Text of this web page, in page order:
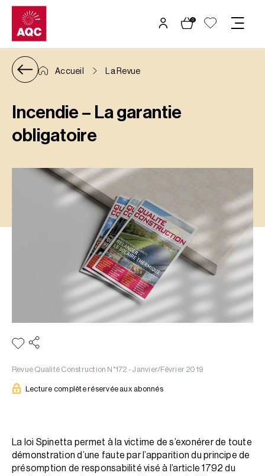
Panneau de gestion des cookies
0
Accueil La Revue
Incendie – La garantie
obligatoire
Revue Qualité Construction N°172 - Janvier/Février 2019
Lecture complète réservée aux abonnés
La loi Spinetta permet à la victime de s’exonérer de toute
démonstration d’une faute par l’apparition du principe de
présomption de responsabilité visé à l’article 1792 du